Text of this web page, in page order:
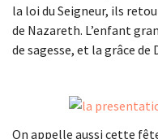
la loi du Seigneur, ils
de Nazareth. L’enfant
de sagesse, et la grâce de
On appelle aussi cette